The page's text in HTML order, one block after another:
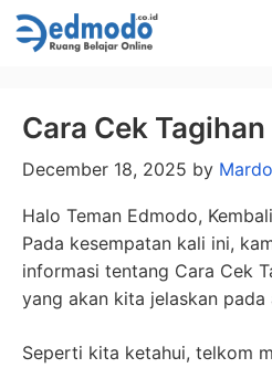
Skip
to
Cara Cek
December 18, 2025 by
Halo Teman Edmodo,
Pada kesempatan kali ini,
informasi tentang Cara Cek
yang akan kita jelaskan
Seperti kita ketahui, telkom